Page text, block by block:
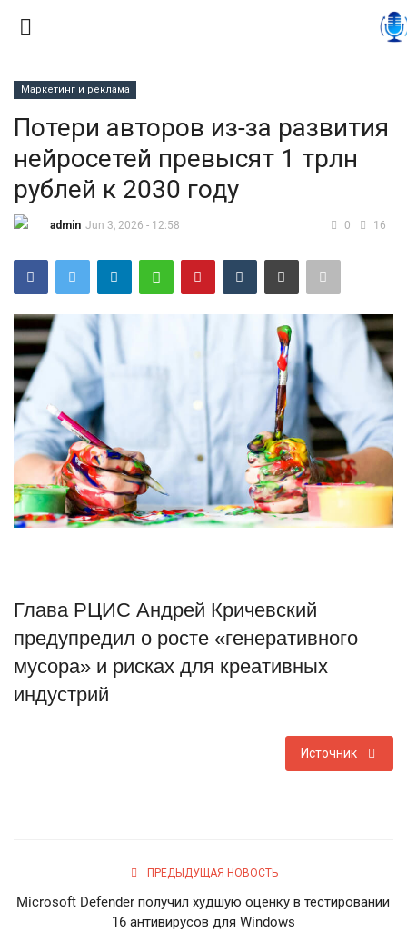
Контакты
Правила размещения
Экономика
Технологии
Спорт
Туризм
Недвижимость
Авто
Образование
Шоу-бизнес
Маркетинг и реклама
Потери авторов из-за развития
нейросетей превысят 1 трлн
рублей к 2030 году
admin Jun 3, 2026 - 12:58 0 16
Глава РЦИС Андрей Кричевский
предупредил о росте «генеративного
мусора» и рисках для креативных
индустрий
Источник
ПРЕДЫДУЩАЯ НОВОСТЬ
Microsoft Defender получил худшую оценку в тестировании
16 антивирусов для Windows